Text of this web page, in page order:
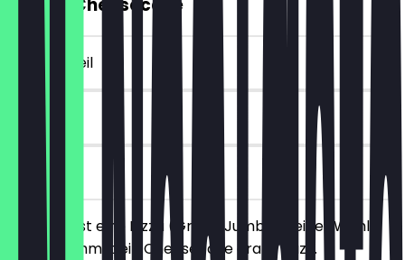
~4 € Vorteil
7 Tage
vor Ort
Du bestellst eine Pizza (Größe Jumbo) deiner Wahl
und bekommst ein Cheesecake gratis dazu.